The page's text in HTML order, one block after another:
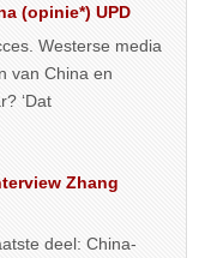
(opinie*) UPD
Westerse media
van China en
‘Dat
Zhang
deel: China-